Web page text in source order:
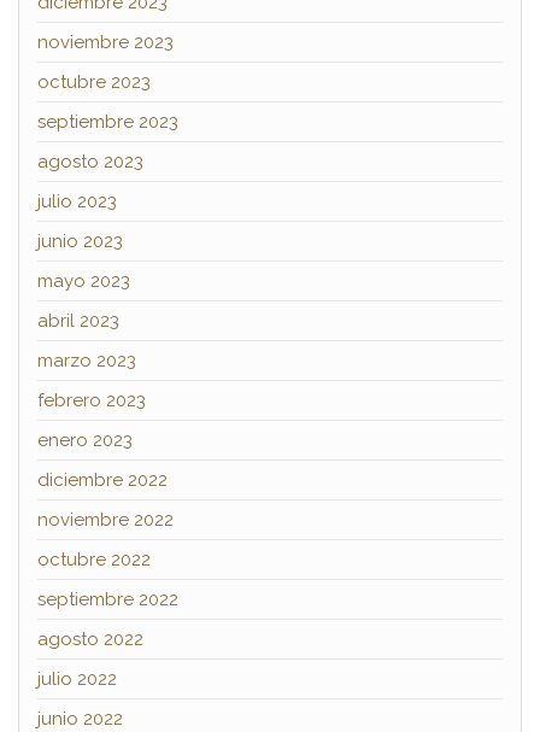
noviembre 2023
octubre 2023
septiembre 2023
agosto 2023
julio 2023
junio 2023
mayo 2023
abril 2023
marzo 2023
febrero 2023
enero 2023
diciembre 2022
noviembre 2022
octubre 2022
septiembre 2022
agosto 2022
julio 2022
junio 2022